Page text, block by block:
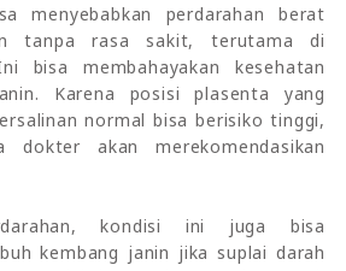
menyebabkan perdarahan berat
tanpa rasa sakit, terutama di
bisa membahayakan kesehatan
Karena posisi plasenta yang
normal bisa berisiko tinggi,
dokter akan merekomendasikan
kondisi ini juga bisa
kembang janin jika suplai darah